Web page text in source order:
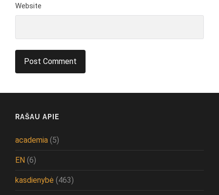
Website
RAŠAU APIE
academia (5)
EN (6)
kasdienybė (463)